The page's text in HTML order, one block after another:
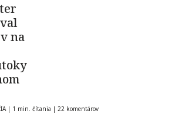
na
| 1 min. čítania | 22 komentárov